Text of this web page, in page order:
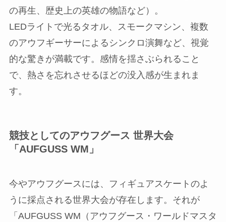
の再生、歴史上の英雄の物語など）。
LEDライトで光るタオル、スモークマシン、複数
のアウフギーサーによるシンクロ演舞など、視覚
的な驚きが満載です。感情を揺さぶられること
で、熱さを忘れさせるほどの没入感が生まれま
す。
競技としてのアウフグース 世界大会
「AUFGUSS WM」
今やアウフグースには、フィギュアスケートのよ
うに採点される世界大会が存在します。それが
「AUFGUSS WM（アウフグース・ワールドマスタ